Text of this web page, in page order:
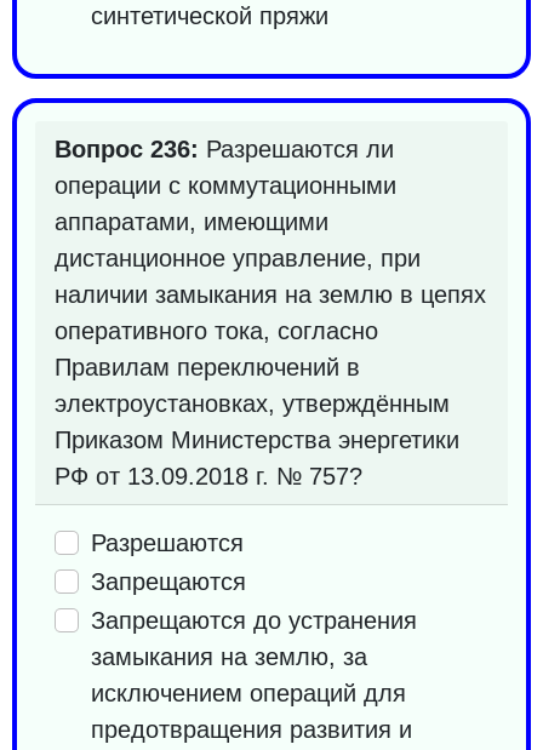
синтетической пряжи
Вопрос 236: Разрешаются ли
операции с коммутационными
аппаратами, имеющими
дистанционное управление, при
наличии замыкания на землю в цепях
оперативного тока, согласно
Правилам переключений в
электроустановках, утверждённым
Приказом Министерства энергетики
РФ от 13.09.2018 г. № 757?
Разрешаются
Запрещаются
Запрещаются до устранения
замыкания на землю, за
исключением операций для
предотвращения развития и